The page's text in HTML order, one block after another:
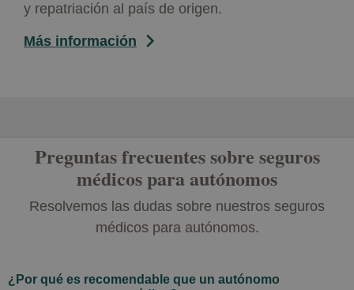
y repatriación al país de origen.
Más información
Preguntas frecuentes sobre seguros
médicos para autónomos
Resolvemos las dudas sobre nuestros seguros
médicos para autónomos.
¿Por qué es recomendable que un autónomo